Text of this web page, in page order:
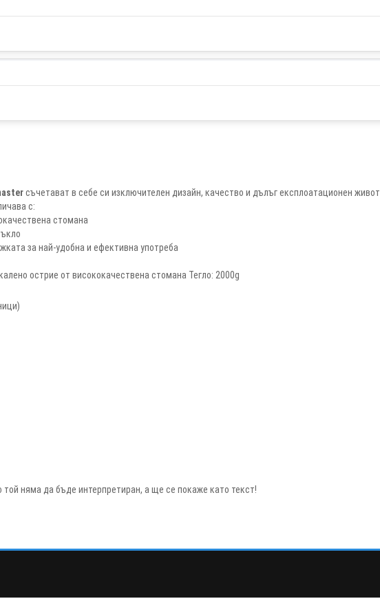
съчетават в себе си изключителен дизайн, качество и дълъг експлоатационен живот.
с:
стомана
за най-удобна и ефективна употреба
острие от висококачествена стомана Тегло: 2000g
няма да бъде интерпретиран, а ще се покаже като текст!